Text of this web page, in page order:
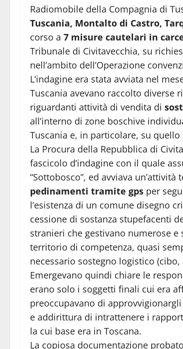
Radiomobile della Compagnia di
Tuscania, Montalto di Castro,
corso a 7 misure cautelari in
Tribunale di Civitavecchia, su
nell’ambito dell’Operazione
L’indagine era stata avviata nel
Tuscania avevano raccolto diverse
riguardanti attività di vendita di
all’interno di zone boschive
Tuscania e, in particolare, su
La Procura della Repubblica di
fascicolo d’indagine con il quale
“Sottobosco”, ed avviava
pedinamenti tramite gps per
l’esistenza di un comune disegno
cessione di sostanza stupefacenti
stranieri che gestivano numerose
territorio di competenza, quasi
necessario sostegno logistico
Emergevano quindi chiare le
erano solo i soggetti finali cui era
preoccupavano di
e addirittura di intrattenere i
la cui base era in Toscana.
La copiosa documentazione